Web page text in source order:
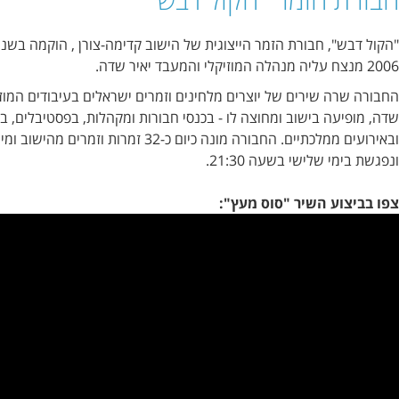
"הקול דבש", חבורת הזמר הייצוגית של הישוב קדימה-צורן , הוקמה בשנת 1995 ומשנת
יוצרים מלחינים וזמרים ישראלים בעיבודים המוזיקליים של יאיר
ומחוצה לו - בכנסי חבורות ומקהלות, בפסטיבלים, בטקסים שונים
ובאירועים ממלכתיים. החבורה מונה כיום כ-32 זמרות וזמרים מהישוב ומיישובי הסביבה
21:30.
"סוס מעץ":